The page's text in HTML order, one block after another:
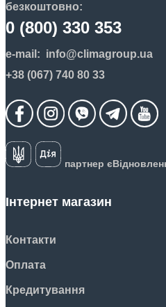
безкоштовно:
0 (800) 330 353
e-mail: info@climagroup.ua
+38 (067) 740 80 33
партнер
Інтернет магазин
Контакти
Оплата
Кредитування